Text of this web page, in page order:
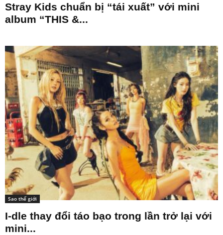
Stray Kids chuẩn bị “tái xuất” với mini
album “THIS &...
Sao thế giới
I-dle thay đổi táo bạo trong lần trở lại với
mini...